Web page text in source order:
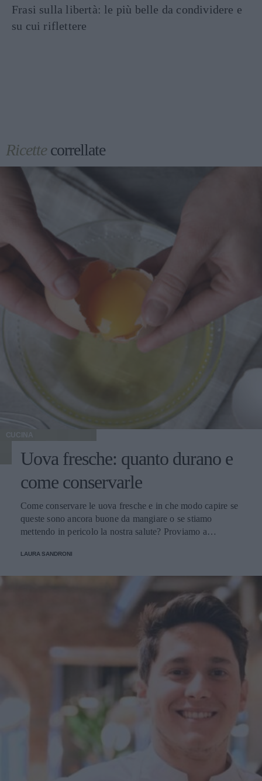
Frasi sulla libertà: le più belle da condividere e
su cui riflettere
Ricettecorrellate
CUCINA
Uova fresche: quanto durano e
come conservarle
Come conservare le uova fresche e in che modo capire se
queste sono ancora buone da mangiare o se stiamo
mettendo in pericolo la nostra salute? Proviamo a
LAURA SANDRONI